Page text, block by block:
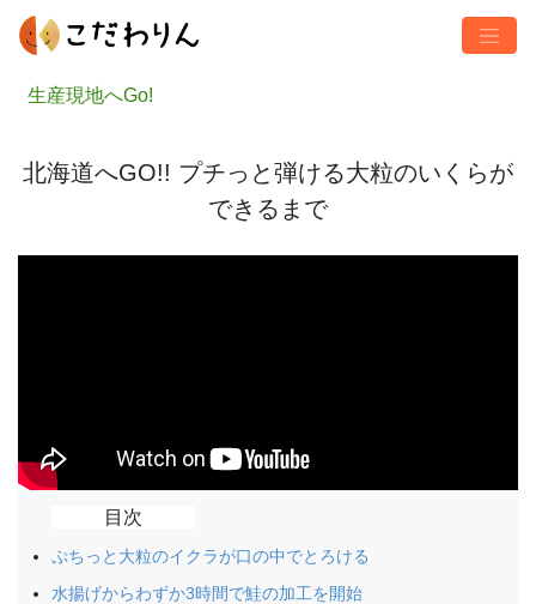
生産現地へGo!
北海道へGO!! プチっと弾ける大粒のいくらが
できるまで
目次
ぷちっと大粒のイクラが口の中でとろける
水揚げからわずか3時間で鮭の加工を開始